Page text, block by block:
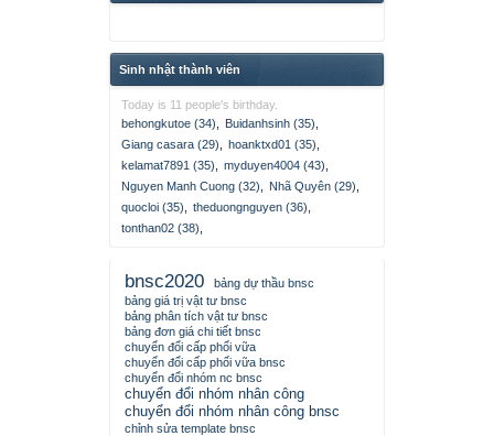
Sinh nhật thành viên
Today is 11 people's birthday.
behongkutoe (34)
Buidanhsinh (35)
Giang casara (29)
hoanktxd01 (35)
kelamat7891 (35)
myduyen4004 (43)
Nguyen Manh Cuong (32)
Nhã Quyên (29)
quocloi (35)
theduongnguyen (36)
tonthan02 (38)
bnsc2020
bảng dự thầu bnsc
bảng giá trị vật tư bnsc
bảng phân tích vật tư bnsc
bảng đơn giá chi tiết bnsc
chuyển đổi cấp phối vữa
chuyển đổi cấp phối vữa bnsc
chuyển đổi nhóm nc bnsc
chuyển đổi nhóm nhân công
chuyển đổi nhóm nhân công bnsc
chỉnh sửa template bnsc